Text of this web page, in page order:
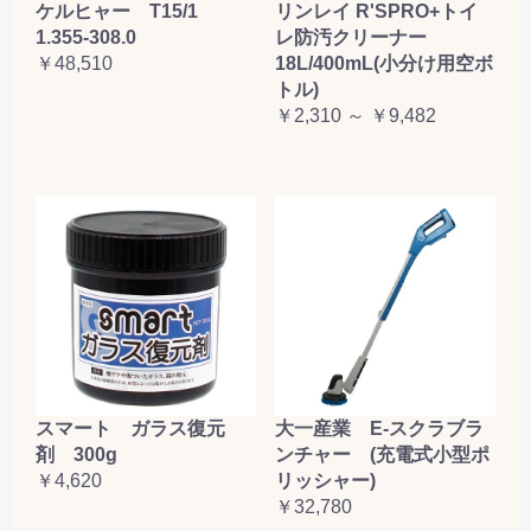
ケルヒャー T15/1
1.355-308.0
￥48,510
リンレイ R'SPRO+トイ
レ防汚クリーナー
18L/400mL(小分け用空ボ
トル)
￥2,310 ～ ￥9,482
スマート ガラス復元
剤 300g
￥4,620
大一産業 E-スクラブラ
ンチャー (充電式小型ポ
リッシャー)
￥32,780